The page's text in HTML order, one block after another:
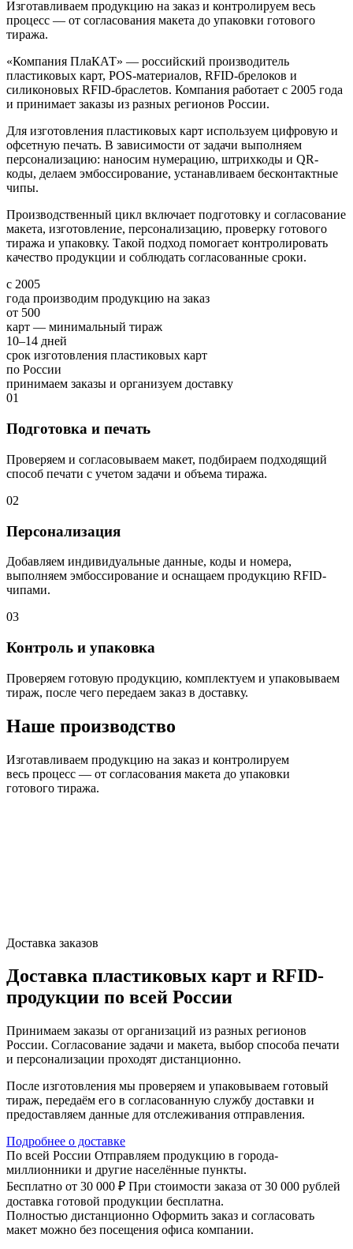
Изготавливаем продукцию на заказ и контролируем весь
процесс — от согласования макета до упаковки готового
тиража.
«Компания ПлаКАТ» — российский производитель
пластиковых карт, POS-материалов, RFID-брелоков и
силиконовых RFID-браслетов. Компания работает с 2005 года
и принимает заказы из разных регионов России.
Для изготовления пластиковых карт используем цифровую и
офсетную печать. В зависимости от задачи выполняем
персонализацию: наносим нумерацию, штрихкоды и QR-
коды, делаем эмбоссирование, устанавливаем бесконтактные
чипы.
Производственный цикл включает подготовку и согласование
макета, изготовление, персонализацию, проверку готового
тиража и упаковку. Такой подход помогает контролировать
качество продукции и соблюдать согласованные сроки.
с 2005
года производим продукцию на заказ
от 500
карт — минимальный тираж
10–14 дней
срок изготовления пластиковых карт
по России
принимаем заказы и организуем доставку
01
Подготовка и печать
Проверяем и согласовываем макет, подбираем подходящий
способ печати с учетом задачи и объема тиража.
02
Персонализация
Добавляем индивидуальные данные, коды и номера,
выполняем эмбоссирование и оснащаем продукцию RFID-
чипами.
03
Контроль и упаковка
Проверяем готовую продукцию, комплектуем и упаковываем
тираж, после чего передаем заказ в доставку.
Наше производство
Изготавливаем продукцию на заказ и контролируем
весь процесс — от согласования макета до упаковки
готового тиража.
Доставка заказов
Доставка пластиковых карт и RFID-
продукции по всей России
Принимаем заказы от организаций из разных регионов
России. Согласование задачи и макета, выбор способа печати
и персонализации проходят дистанционно.
После изготовления мы проверяем и упаковываем готовый
тираж, передаём его в согласованную службу доставки и
предоставляем данные для отслеживания отправления.
Подробнее о доставке
По всей России Отправляем продукцию в города-
миллионники и другие населённые пункты.
Бесплатно от 30 000 ₽ При стоимости заказа от 30 000 рублей
доставка готовой продукции бесплатна.
Полностью дистанционно Оформить заказ и согласовать
макет можно без посещения офиса компании.